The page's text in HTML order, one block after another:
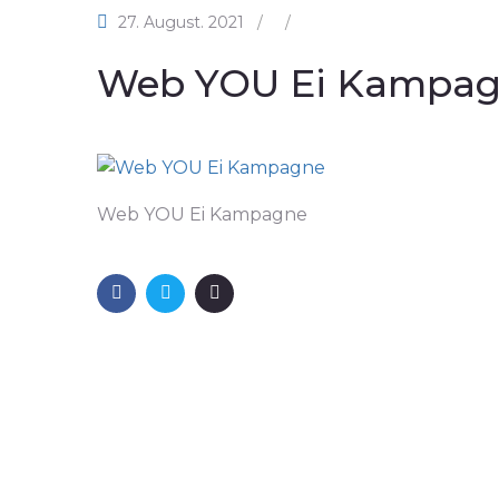
27. August. 2021 / /
Web YOU Ei
Web YOU Ei Kampagne